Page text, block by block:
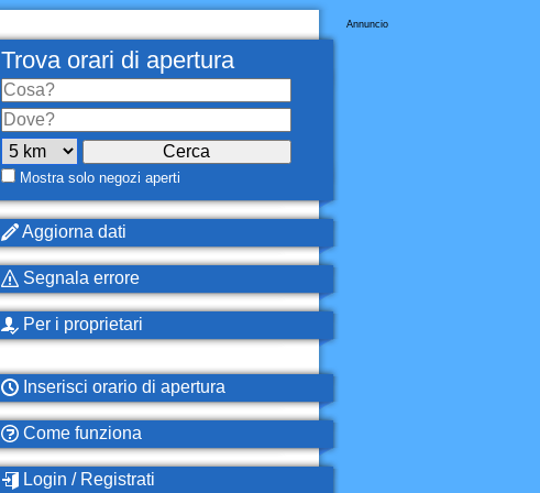
Annuncio
Trova orari di apertura
Mostra solo negozi aperti
Aggiorna dati
Segnala errore
Per i proprietari
Inserisci orario di apertura
Come funziona
Login / Registrati